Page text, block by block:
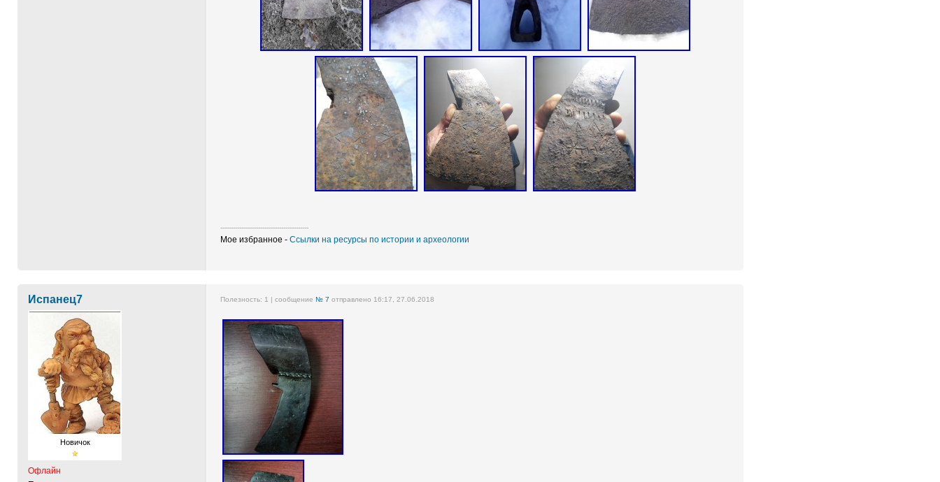
------------------------------------------
Мое избранное - Ссылки на ресурсы по истории и археологии
Испанец7
Новичок
Офлайн
Полезность: 1 | сообщение № 7 отправлено 16:17, 27.06.2018